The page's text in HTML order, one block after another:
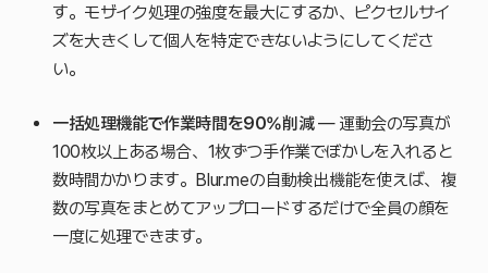
す。モザイク処理の強度を最大にするか、ピクセルサイ
ズを大きくして個人を特定できないようにしてくださ
い。
一括処理機能で作業時間を90%削減— 運動会の写真が
100枚以上ある場合、1枚ずつ手作業でぼかしを入れると
数時間かかります。Blur.meの自動検出機能を使えば、複
数の写真をまとめてアップロードするだけで全員の顔を
一度に処理できます。